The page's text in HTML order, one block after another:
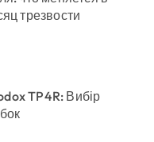
трезвости
TP4R: Вибір